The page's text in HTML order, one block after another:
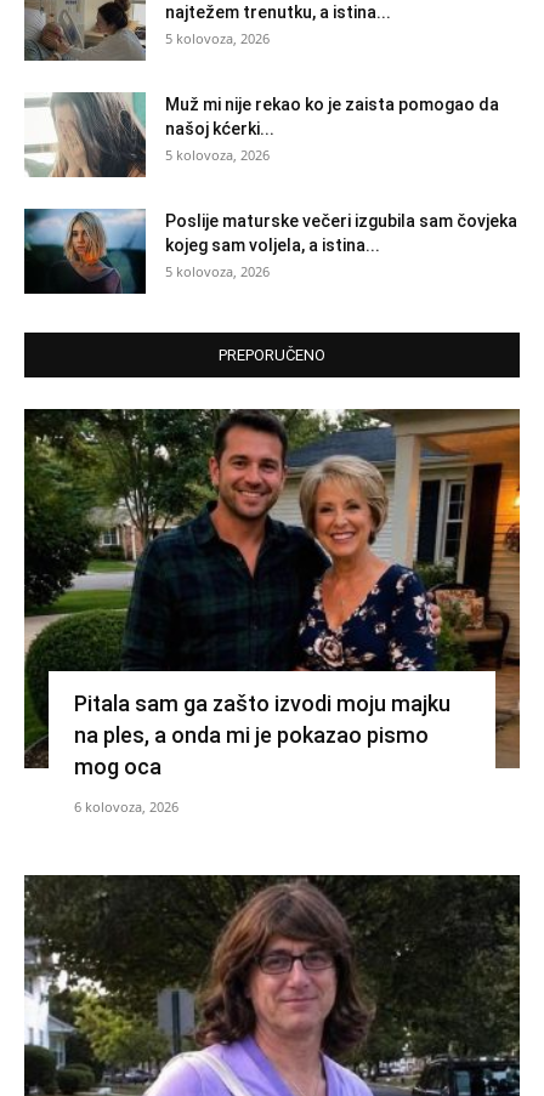
najtežem trenutku, a istina...
5 kolovoza, 2026
Muž mi nije rekao ko je zaista pomogao da
našoj kćerki...
5 kolovoza, 2026
Poslije maturske večeri izgubila sam čovjeka
kojeg sam voljela, a istina...
5 kolovoza, 2026
PREPORUČENO
Pitala sam ga zašto izvodi moju majku
na ples, a onda mi je pokazao pismo
mog oca
6 kolovoza, 2026